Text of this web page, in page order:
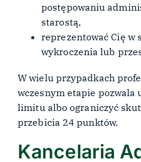
postępowaniu
starostą,
reprezentować Cię w
wykroczenia lub
W wielu przypadkach
wczesnym etapie pozwala
limitu albo ograniczyć
przebicia 24 punktów.
Kancelaria